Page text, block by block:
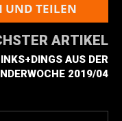
UND TEILEN
ARTIKEL
AUS DER
2019/04